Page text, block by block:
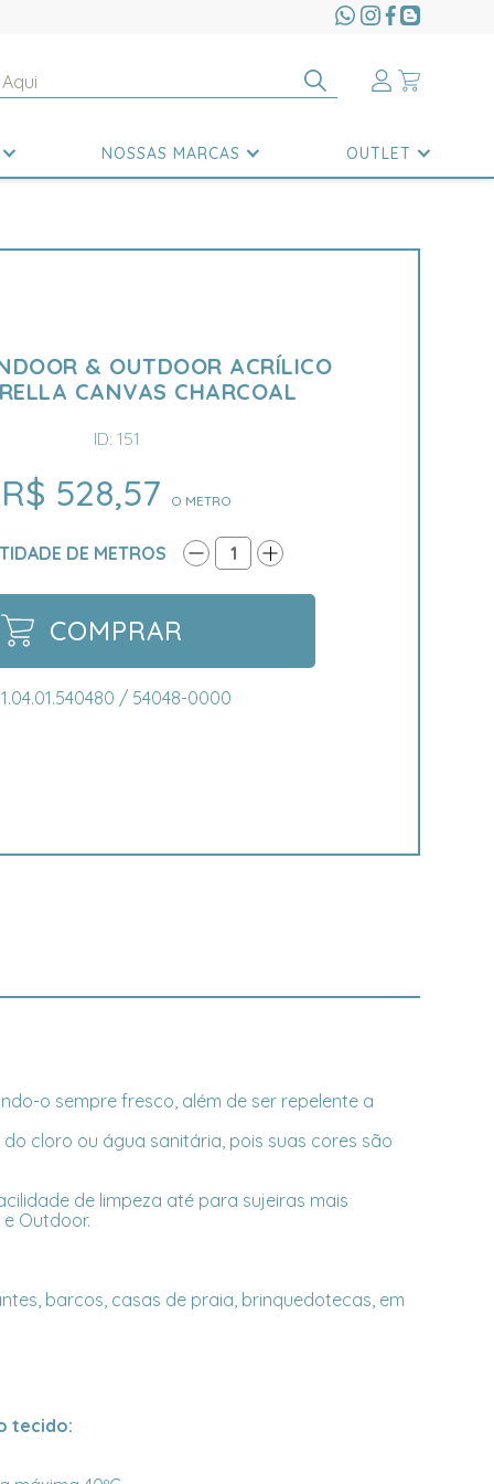
NOSSAS MARCAS OUTLET
& OUTDOOR ACRÍLICO
CANVAS CHARCOAL
ID: 151
R$ 528,57 O METRO
DE METROS 1
COMPRAR
1.04.01.540480 / 54048-0000
o sempre fresco, além de ser repelente a
cloro ou água sanitária, pois suas cores são
de limpeza até para sujeiras mais
Outdoor.
barcos, casas de praia, brinquedotecas, em
tecido: